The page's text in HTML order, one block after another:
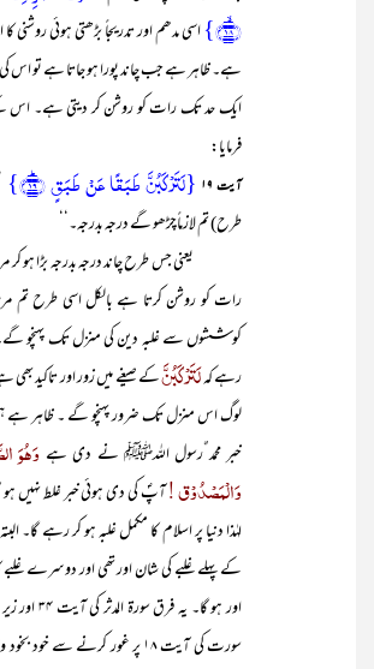
﴿ۙ۱۸﴾}
اسی مدھم اور تدریجاً بڑھتی ہوئی روشنی کا
ہے۔ ظاہر ہے جب چاند پورا ہو جاتا ہے تو اس کی
ایک حد تک رات کو روشن کر دیتی ہے۔ اس
فرمایا:
آیت ۱۹ {لَتَرۡکَبُنَّ طَبَقًا عَنۡ طَبَقٍ ﴿ؕ۱۹﴾}
طرح) تم لازماًچڑھو گے درجہ بدرجہ۔‘‘
یعنی جس طرح چاند درجہ بدرجہ بڑا ہو کر
رات کو روشن کرتا ہے بالکل اسی طرح تم
کوششوں سے غلبہ دین کی منزل تک پہنچو
رہے کہلَتَرْکَبُنَّکے صیغے میں زور اور تاکید بھی
لوگ اس منزل تک ضرور پہنچو گے ۔ ظاہر ہے
خبر محمد ٌرسول اللہﷺ نے دی ہےوَھُوَ
وَالْمَصْدُوْق !آپؐ کی دی ہوئی خبر غلط نہیں
لہٰذا دنیا پر اسلام کا مکمل غلبہ ہو کر رہے گا۔
کے پہلے غلبے کی شان اور تھی اور دوسرے غلبے
اور ہو گا۔ یہ فرق سورۃ
سورت کی آیت ۱۸ پر غور کرنے سے خود